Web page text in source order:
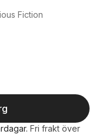
Fiction
. Fri frakt över